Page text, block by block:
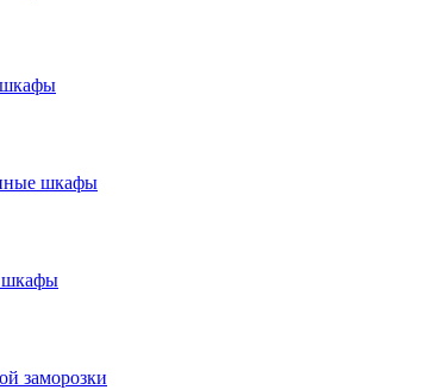
шкафы
шкафы
заморозки